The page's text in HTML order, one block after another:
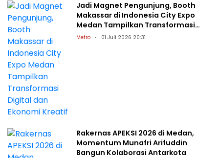
Jadi Magnet Pengunjung, Booth
Makassar di Indonesia City Expo
Medan Tampilkan Transformasi
Digital dan Ekonomi Kreatif
Metro 01 Juli 2026 20:31
Rakernas APEKSI 2026 di Medan,
Momentum Munafri Arifuddin
Bangun Kolaborasi Antarkota